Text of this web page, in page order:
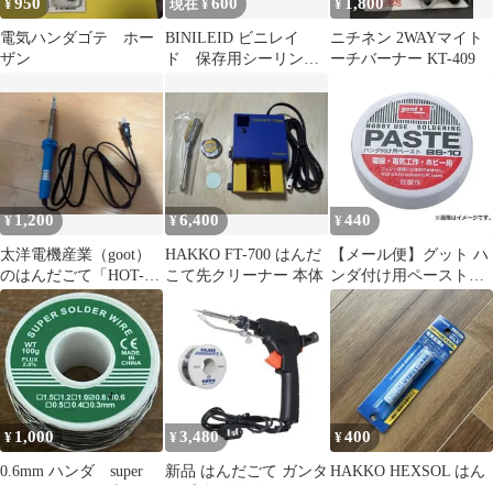
¥
電気ハンダゴテ ホー
ザン
現在 ¥
BINILEID ビニレイ
ド 保存用シーリン
¥
ニチネン 2WAYマイト
ーチバーナー KT-409
¥1,200
太洋電機産業（goot）
のはんだごて「HOT-
60R（100V 55W）」
¥6,400
HAKKO FT-700 はんだ
こて先クリーナー 本体
¥ 440
【メール便】グット ハ
ンダ付け用ペースト
BS-10 4975205320139
[はんだ はんだ付け]
¥ 1,000
0.6mm ハンダ super
¥ 3,480
新品 はんだごて ガンタ
¥400
HAKKO HEXSOL はん